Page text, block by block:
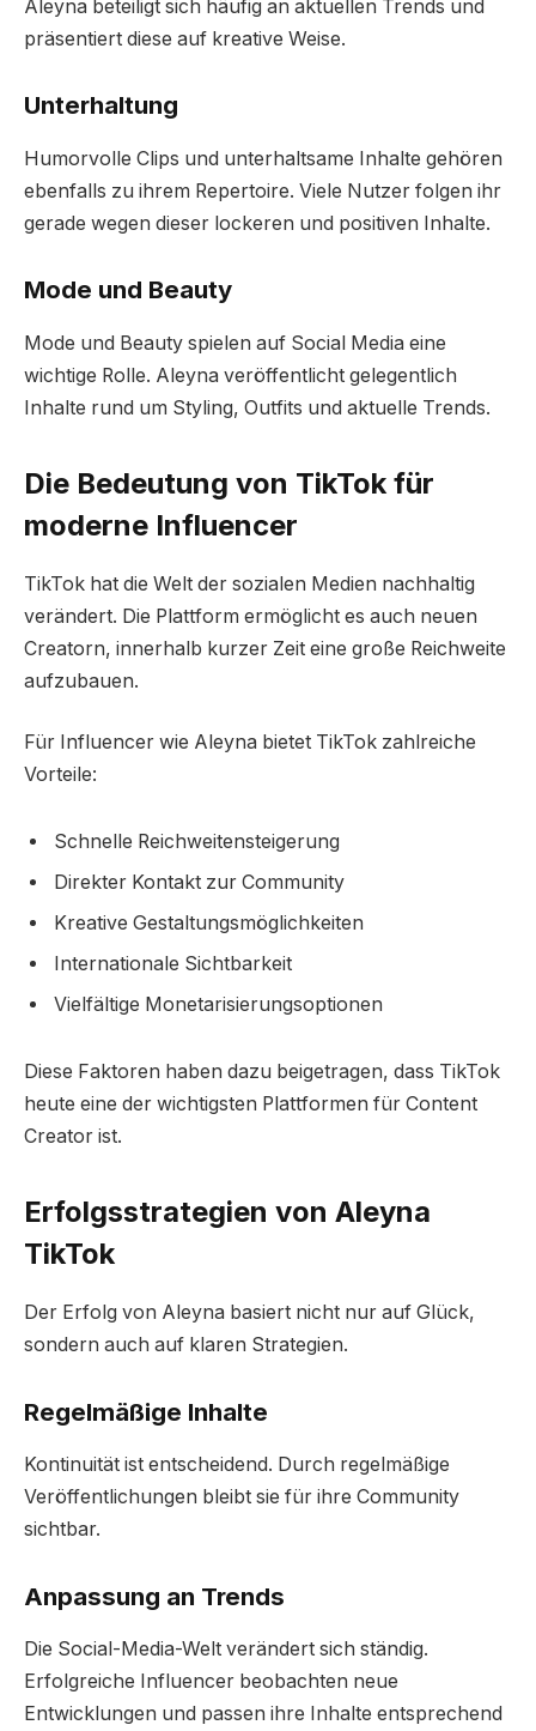
Aleyna beteiligt sich häufig an aktuellen Trends und
präsentiert diese auf kreative Weise.
Unterhaltung
Humorvolle Clips und unterhaltsame Inhalte gehören
ebenfalls zu ihrem Repertoire. Viele Nutzer folgen ihr
gerade wegen dieser lockeren und positiven Inhalte.
Mode und Beauty
Mode und Beauty spielen auf Social Media eine
wichtige Rolle. Aleyna veröffentlicht gelegentlich
Inhalte rund um Styling, Outfits und aktuelle Trends.
Die Bedeutung von TikTok für
moderne Influencer
TikTok hat die Welt der sozialen Medien nachhaltig
verändert. Die Plattform ermöglicht es auch neuen
Creatorn, innerhalb kurzer Zeit eine große Reichweite
aufzubauen.
Für Influencer wie Aleyna bietet TikTok zahlreiche
Vorteile:
Schnelle Reichweitensteigerung
Direkter Kontakt zur Community
Kreative Gestaltungsmöglichkeiten
Internationale Sichtbarkeit
Vielfältige Monetarisierungsoptionen
Diese Faktoren haben dazu beigetragen, dass TikTok
heute eine der wichtigsten Plattformen für Content
Creator ist.
Erfolgsstrategien von Aleyna
TikTok
Der Erfolg von Aleyna basiert nicht nur auf Glück,
sondern auch auf klaren Strategien.
Regelmäßige Inhalte
Kontinuität ist entscheidend. Durch regelmäßige
Veröffentlichungen bleibt sie für ihre Community
sichtbar.
Anpassung an Trends
Die Social-Media-Welt verändert sich ständig.
Erfolgreiche Influencer beobachten neue
Entwicklungen und passen ihre Inhalte entsprechend